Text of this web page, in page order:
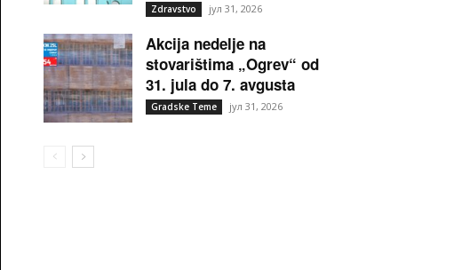
Zdravstvo јул 31, 2026
Akcija nedelje na
stovarištima „Ogrev“ od
31. jula do 7. avgusta
Gradske Teme јул 31, 2026